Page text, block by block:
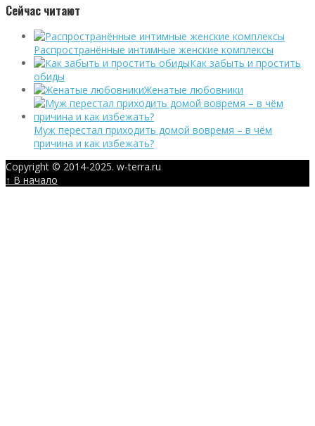
Сейчас читают
Распространённые интимные женские комплексы
Как забыть и простить
обиды
Женатые любовники
Муж перестал приходить домой вовремя – в чём
причина и как избежать?
Copyright © 2014-2025. w-terra.ru
↑ В начало